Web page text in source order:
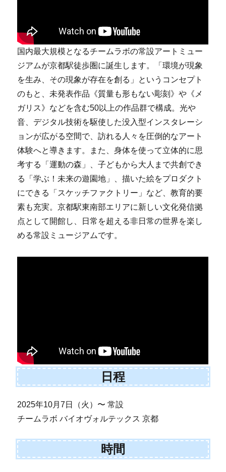
国内最大規模となるチームラボの常設アートミュー
ジアムが京都駅徒歩圏に誕生します。「環境が現象
を生み、その現象が存在を創る」というコンセプト
のもと、未発表作品《質量も形もない彫刻》や《メ
ガリス》などを含む50以上の作品群で構成。光や
音、デジタル技術を駆使した没入型インスタレーシ
ョンが広がる空間で、訪れる人々を圧倒的なアート
体験へと導きます。また、身体を使って立体的に思
考する「運動の森」、子どもから大人まで共創でき
る「学ぶ！未来の遊園地」、描いた絵をプロダクト
にできる「スケッチファクトリー」など、教育的要
素も充実。京都駅東南部エリアに新しい文化発信拠
点として開館し、日常を超える非日常の世界を楽し
める常設ミュージアムです。
日程
2025年10月7日（火）〜 常設
チームラボ バイオヴォルテックス 京都
時間